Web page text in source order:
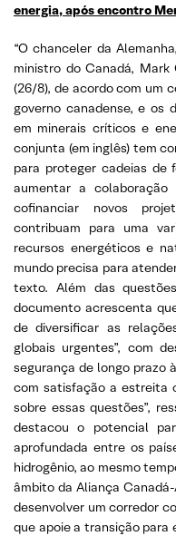
energia, após encontro
“O chanceler da
ministro do Canadá,
(26/8), de acordo com um
governo canadense, e os
em minerais críticos e
conjunta (em inglês) tem
para proteger cadeias de
aumentar a
cofinanciar novos
contribuam para uma
recursos energéticos e
mundo precisa para
texto. Além das
documento acrescenta
de diversificar as
globais urgentes”, com
segurança de longo prazo
com satisfação a estreita
sobre essas questões”,
destacou o potencial
aprofundada entre os
hidrogênio, ao mesmo
âmbito da Aliança
desenvolver um corredor
que apoie a transição para